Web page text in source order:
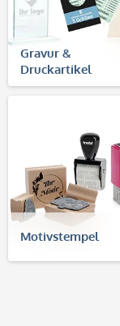
Gravur &
Druckartikel
Motivstempel